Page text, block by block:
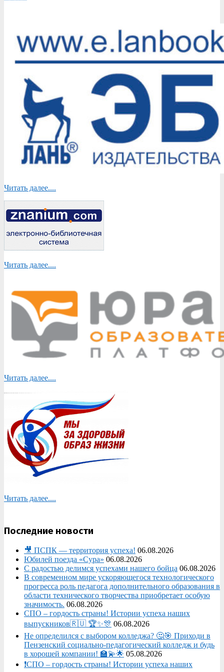
Читать далее....
Читать далее....
Читать далее....
Читать далее....
Последние новости
🎥 ПСПК — территория успеха! 06.08.2026
Юбилей поезда «Сура» 06.08.2026
С радостью делимся успехами нашего бойца 06.08.2026
В современном мире ускоряющегося технологического
прогресса роль педагога дополнительного образования в
области технического творчества приобретает особую
значимость. 06.08.2026
СПО – гордость страны! Истории успеха наших
выпускников🇷🇺 🏆✨🎊 06.08.2026
Не определился с выбором колледжа? 🤔🎯 Приходи в
Пензенский социально-педагогический колледж и будь
в хорошей компании! 🏫💫🌟 05.08.2026
❗СПО – гордость страны! Истории успеха наших